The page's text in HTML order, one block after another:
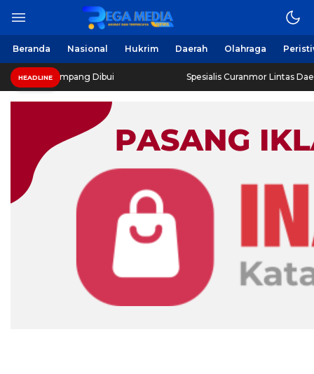
Beranda Nasional Hukrim Daerah Olahraga
HEADLINE
Dibui Spesialis Curanmor Lintas Daerah Diringkus